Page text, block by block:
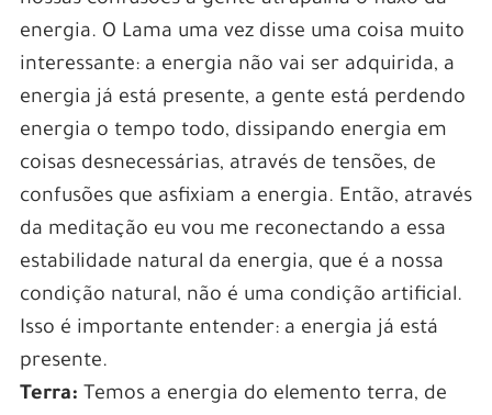
energia. O Lama uma vez disse uma coisa muito
interessante: a energia não vai ser adquirida, a
energia já está presente, a gente está perdendo
energia o tempo todo, dissipando energia em
coisas desnecessárias, através de tensões, de
confusões que asfixiam a energia. Então, através
da meditação eu vou me reconectando a essa
estabilidade natural da energia, que é a nossa
condição natural, não é uma condição artificial.
Isso é importante entender: a energia já está
presente.
Terra: Temos a energia do elemento terra, de